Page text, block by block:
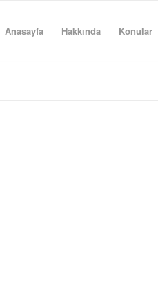
Anasayfa Hakkında Konular